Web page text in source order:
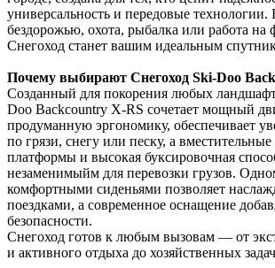
универсальность и передовые технологии.
бездорожью, охота, рыбалка или работа
Снегоход станет вашим идеальным
Почему выбирают Снегоход Ski-Doo
Созданный для покорения любых
Doo Backcountry X-RS сочетает мощный
продуманную эргономику, обеспечивает
по грязи, снегу или песку, а
платформы и высокая буксировочная
незаменимыйм для перевозки грузов.
комфортными сиденьями позволяет
поездками, а современное оснащение
безопасности.
Снегоход готов к любым вызовам — от
и активного отдыха до хозяйственных